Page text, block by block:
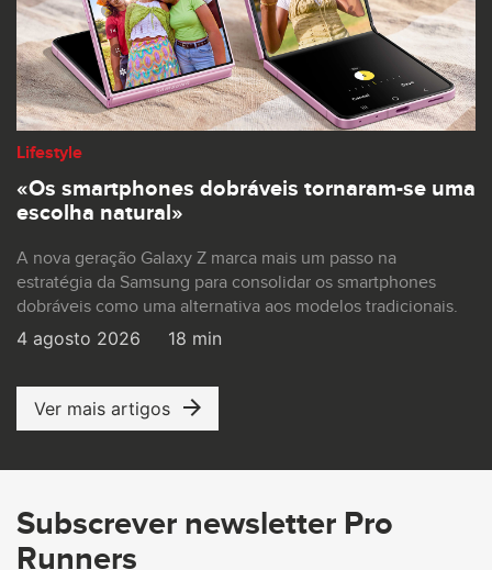
Lifestyle
«Os smartphones dobráveis tornaram-se uma
escolha natural»
A nova geração Galaxy Z marca mais um passo na
estratégia da Samsung para consolidar os smartphones
dobráveis como uma alternativa aos modelos tradicionais.
4 agosto 2026 18 min
Ver mais artigos
Subscrever newsletter Pro
Runners